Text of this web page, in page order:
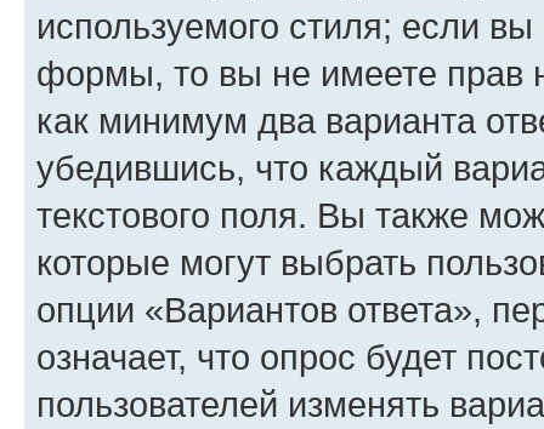
используемого стиля; если
формы, то вы не имеете прав
как минимум два варианта
убедившись, что каждый
текстового поля. Вы также
которые могут выбрать
опции «Вариантов ответа»,
означает, что опрос будет
пользователей изменять